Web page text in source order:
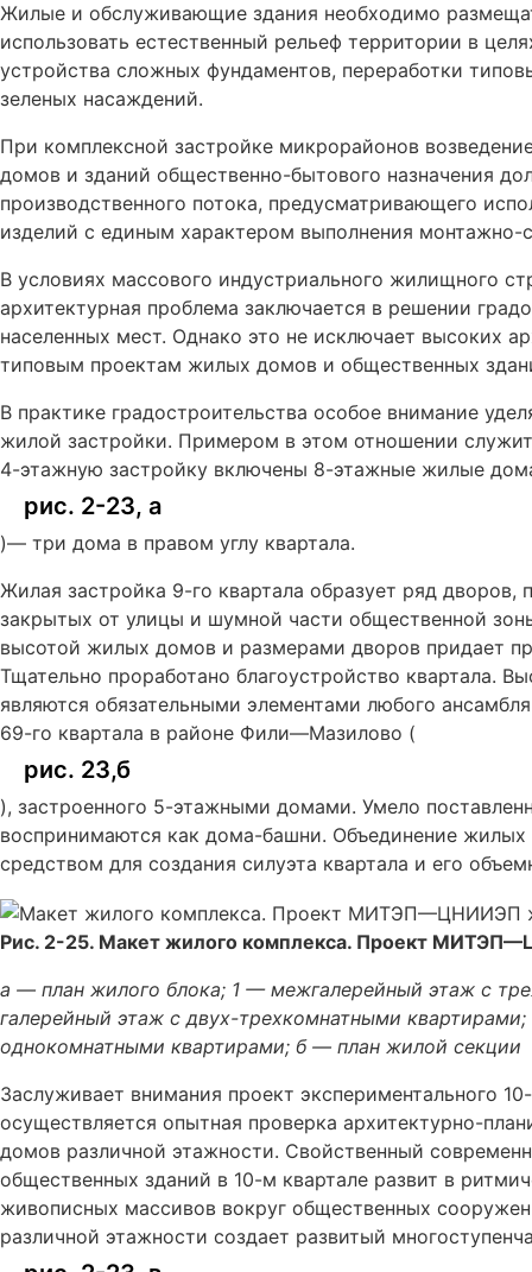
Жилые и обслуживающие здания необходимо
использовать естественный рельеф территории в
устройства сложных фундаментов, переработки
зеленых насаждений.
При комплексной застройке микрорайонов
домов и зданий общественно-бытового назначения
производственного потока, предусматривающего
изделий с единым характером выполнения монтажно-
В условиях массового индустриального жилищного
архитектурная проблема заключается в решении
населенных мест. Однако это не исключает высоких
типовым проектам жилых домов и общественных
В практике градостроительства особое внимание
жилой застройки. Примером в этом отношении
4-этажную застройку включены 8-этажные жилые
рис. 2-23, а
)— три дома в правом углу квартала.
Жилая застройка 9-го квартала образует ряд
закрытых от улицы и шумной части общественной
высотой жилых домов и размерами дворов придает
Тщательно проработано благоустройство квартала.
являются обязательными элементами любого
69-го квартала в районе Фили—Мазилово (
рис. 23,б
), застроенного 5-этажными домами. Умело
воспринимаются как дома-башни. Объединение
средством для создания силуэта квартала и его
Рис. 2-25. Макет жилого комплекса. Проект
а — план жилого блока; 1 — межгалерейный этаж с
галерейный этаж с двух-трехкомнатными
однокомнатными квартирами; б — план жилой секции
Заслуживает внимания проект экспериментального
осуществляется опытная проверка архитектурно-
домов различной этажности. Свойственный
общественных зданий в 10-м квартале развит в
живописных массивов вокруг общественных
различной этажности создает развитый